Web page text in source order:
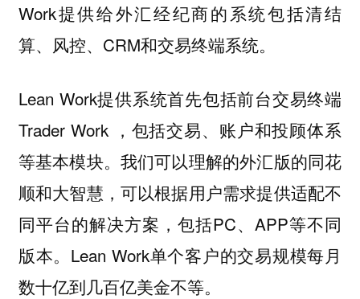
Work提供给外汇经纪商的系统包括清结
算、风控、CRM和交易终端系统。
Lean Work提供系统首先包括前台交易终端
Trader Work ，包括交易、账户和投顾体系
等基本模块。我们可以理解的外汇版的同花
顺和大智慧，可以根据用户需求提供适配不
同平台的解决方案，包括PC、APP等不同
版本。Lean Work单个客户的交易规模每月
数十亿到几百亿美金不等。